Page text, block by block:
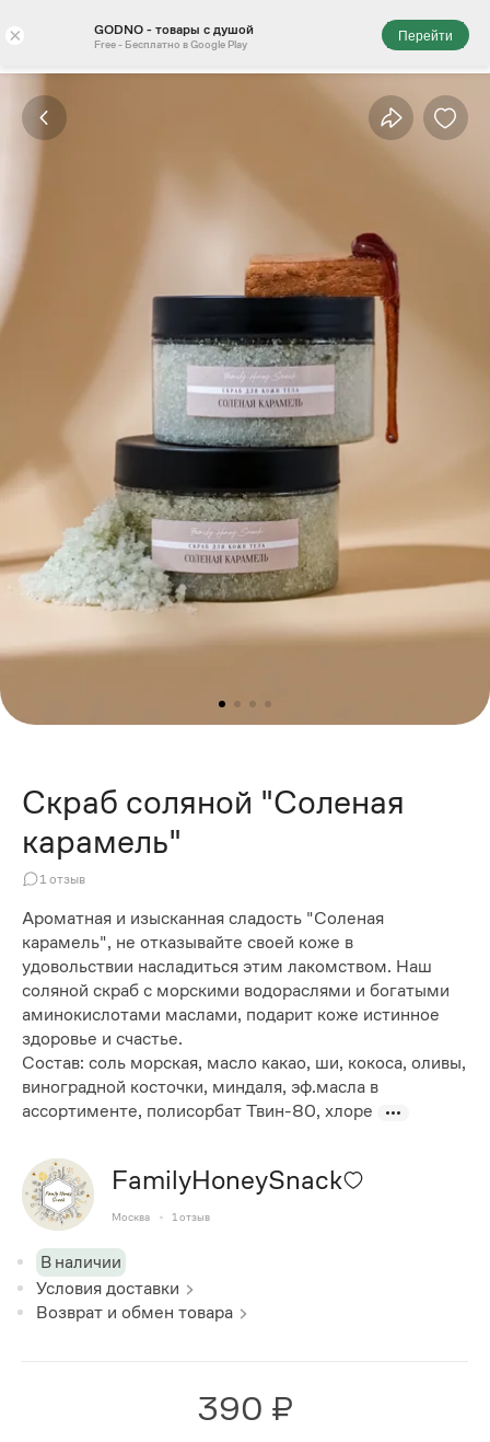
× GODNO - товары с душой
Free - Бесплатно в Google Play
Перейти
Скраб соляной "Соленая
карамель"
1 отзыв
Ароматная и изысканная сладость "Соленая
карамель", не отказывайте своей коже в
удовольствии насладиться этим лакомством. Наш
соляной скраб с морскими водораслями и богатыми
аминокислотами маслами, подарит коже истинное
здоровье и счастье.
Состав: соль морская, масло какао, ши, кокоса, оливы,
виноградной косточки, миндаля, эф.масла в
ассортименте, полисорбат Твин-80, хлоре
FamilyHoneySnack
Москва 1 отзыв
В наличии
Условия доставки
Возврат и обмен товара
390 ₽